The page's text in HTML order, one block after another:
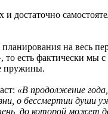
и достаточно
на весь
есть фактически мы
пружины.
«В продолжение
о бессмертии души
до которой может